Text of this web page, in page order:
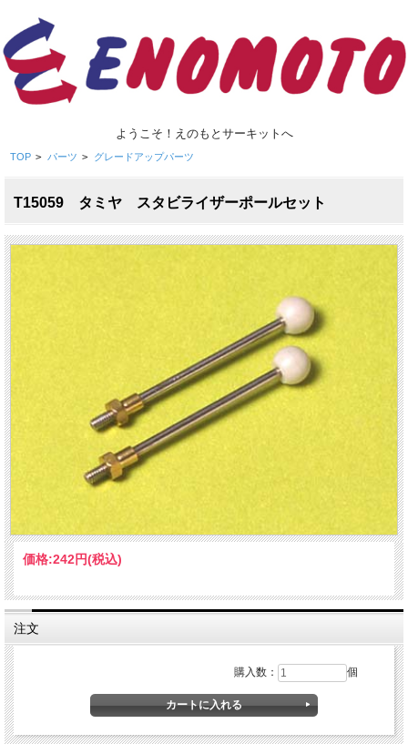
ようこそ！えのもとサーキットへ
TOP > パーツ > グレードアップパーツ
T15059 タミヤ スタビライザーポールセット
価格:242円(税込)
注文
購入数： 個